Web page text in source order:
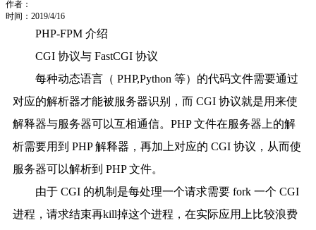
作者：
时间：2019/4/16
PHP-FPM 介绍
CGI 协议与 FastCGI 协议
每种动态语言（ PHP,Python 等）的代码文件需要通过
对应的解析器才能被服务器识别，而 CGI 协议就是用来使
解释器与服务器可以互相通信。PHP 文件在服务器上的解
析需要用到 PHP 解释器，再加上对应的 CGI 协议，从而使
服务器可以解析到 PHP 文件。
由于 CGI 的机制是每处理一个请求需要 fork 一个 CGI
进程，请求结束再kill掉这个进程，在实际应用上比较浪费